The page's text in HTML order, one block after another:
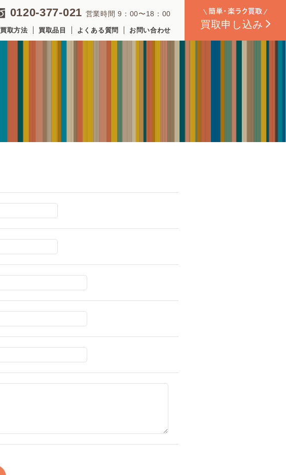
買取申し込み
0120-377-021 営業時間 9：00〜18：00
買取方法 買取品目 よくある質問 お問い合わせ